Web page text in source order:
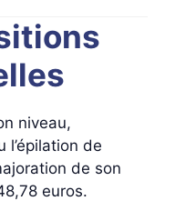
niveau,
l’épilation de
de son
euros.